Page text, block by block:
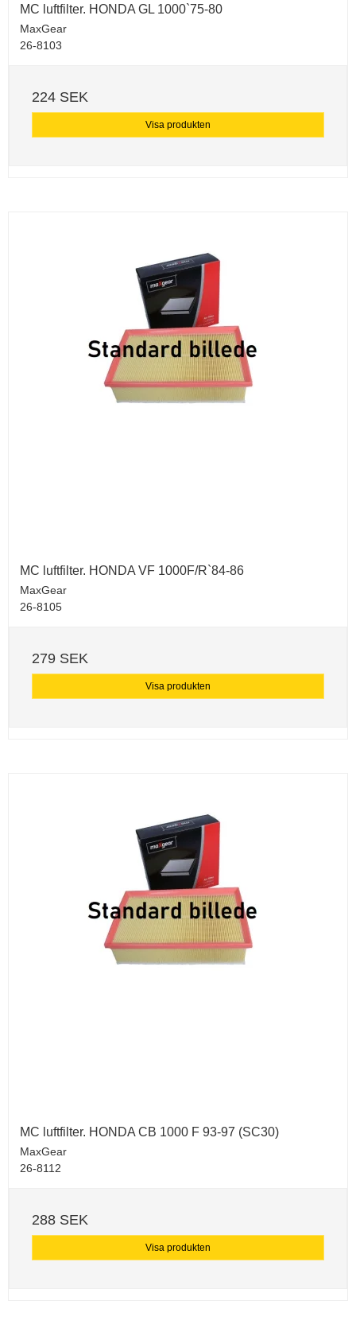
MC luftfilter. HONDA GL 1000`75-80
MaxGear
26-8103
224 SEK
Visa produkten
MC luftfilter. HONDA VF 1000F/R`84-86
MaxGear
26-8105
279 SEK
Visa produkten
MC luftfilter. HONDA CB 1000 F 93-97 (SC30)
MaxGear
26-8112
288 SEK
Visa produkten